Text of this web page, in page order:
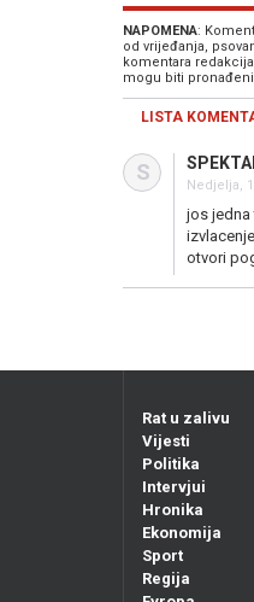
NAPOMENA:
od vrijeđanja,
komentara
mogu biti
LISTA
S
Nedjelja,
jos jedna
otvori
Rat u zalivu
Vijesti
Politika
Intervjui
Hronika
Ekonomija
Sport
Regija